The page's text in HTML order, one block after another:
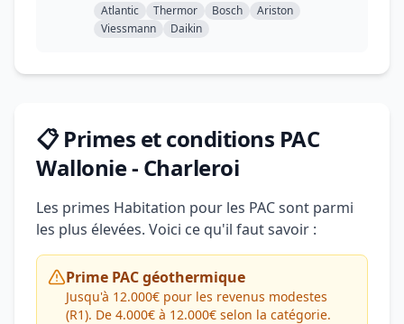
Atlantic Thermor Bosch
Ariston
Viessmann
Daikin
📋 Primes et conditions PAC
Wallonie - Charleroi
Les primes Habitation pour les PAC sont parmi
les plus élevées. Voici ce qu'il faut savoir :
Prime PAC géothermique
Jusqu'à 12.000€ pour les revenus modestes
(R1). De 4.000€ à 12.000€ selon la catégorie.